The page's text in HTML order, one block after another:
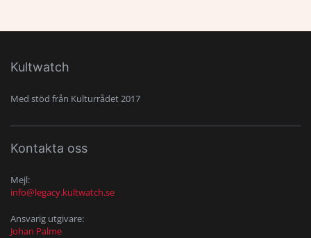
Kultwatch
Med stöd från Kulturrådet 2017
Kontakta oss
Mejl:
info@legacy.kultwatch.se
Ansvarig utgivare:
Johan Palme